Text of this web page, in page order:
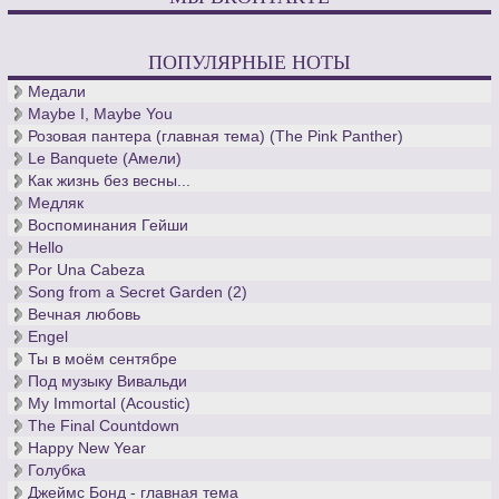
Скончался великий норвежец в родном городе осенью 1907
года.
Для тех, кто скачивает ноты классической музыки и
интересуется творчеством норвежского композитора, мы
добавили ноты для фортепиано более ста произведений
Грига, в том числе все тетради с лирическими пьесами.
ПОПУЛЯРНЫЕ НОТЫ
Медали
Maybe I, Maybe You
Розовая пантера (главная тема) (The Pink Panther)
Le Banquete (Амели)
Как жизнь без весны...
Медляк
Воспоминания Гейши
Hello
Por Una Cabeza
Song from a Secret Garden (2)
Вечная любовь
Engel
Ты в моём сентябре
Под музыку Вивальди
My Immortal (Acoustic)
The Final Countdown
Happy New Year
Голубка
Джеймс Бонд - главная тема